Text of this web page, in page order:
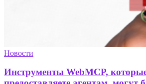
Новости
Инструменты WebMCP,